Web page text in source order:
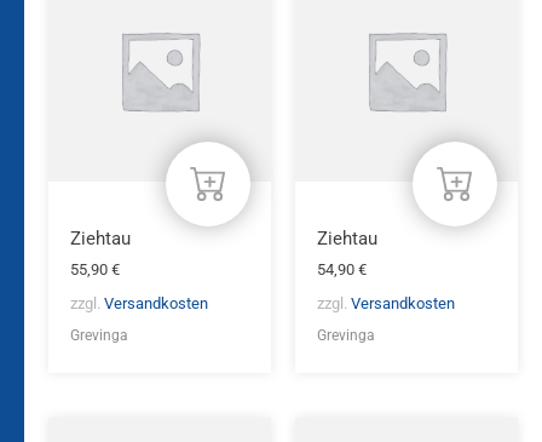
Ziehtau
55,90 €
zzgl. Versandkosten
Grevinga
Ziehtau
54,90 €
zzgl. Versandkosten
Grevinga